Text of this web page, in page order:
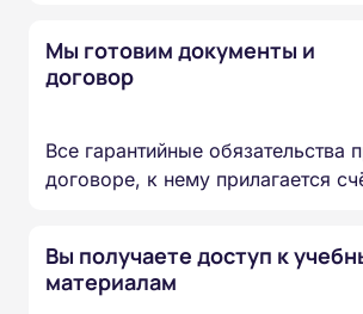
Мы готовим документы и
договор
Все гарантийные обязательства
договоре, к нему прилагается
Вы получаете доступ к
материалам